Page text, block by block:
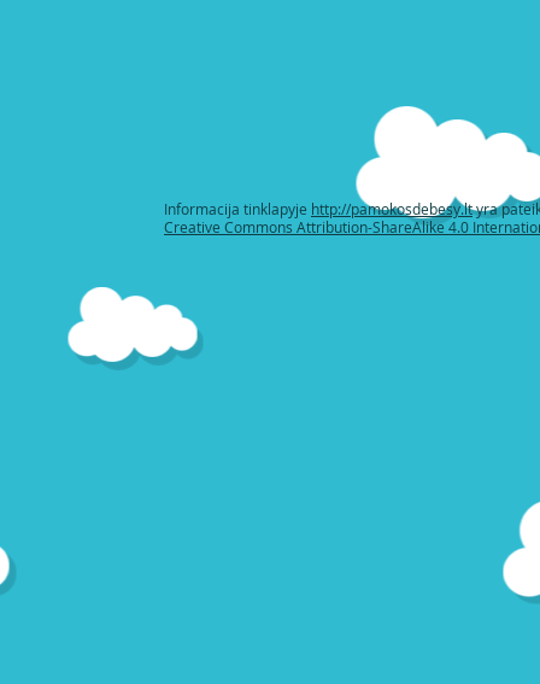
Informacija tinklapyje http://pamokosdebesy.ltyra
Creative Commons Attribution-ShareAlike 4.0